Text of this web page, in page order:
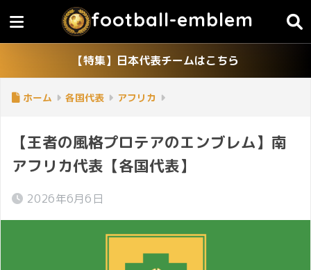
football-emblem
【特集】日本代表チームはこちら
ホーム 各国代表 アフリカ
【王者の風格プロテアのエンブレム】南
アフリカ代表【各国代表】
2026年6月6日